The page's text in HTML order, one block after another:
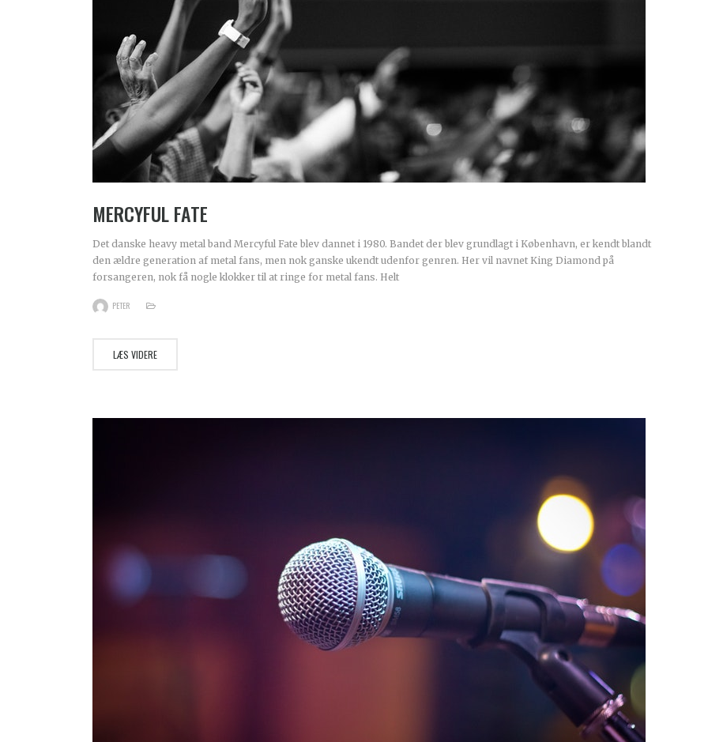
MERCYFUL FATE
Det danske heavy metal band Mercyful Fate blev dannet i 1980. Bandet der blev grundlagt i København, er kendt blandt
den ældre generation af metal fans, men nok ganske ukendt udenfor genren. Her vil navnet King Diamond på
forsangeren, nok få nogle klokker til at ringe for metal fans. Helt
PETER
LÆS VIDERE